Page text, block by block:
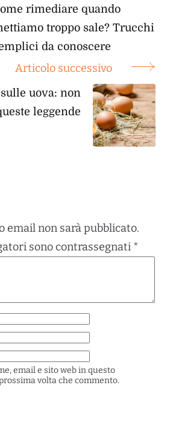
rimediare quando
troppo sale? Trucchi
da conoscere
Articolo successivo
uova: non
leggende
email non sarà pubblicato.
sono contrassegnati *
email e sito web in questo
volta che commento.